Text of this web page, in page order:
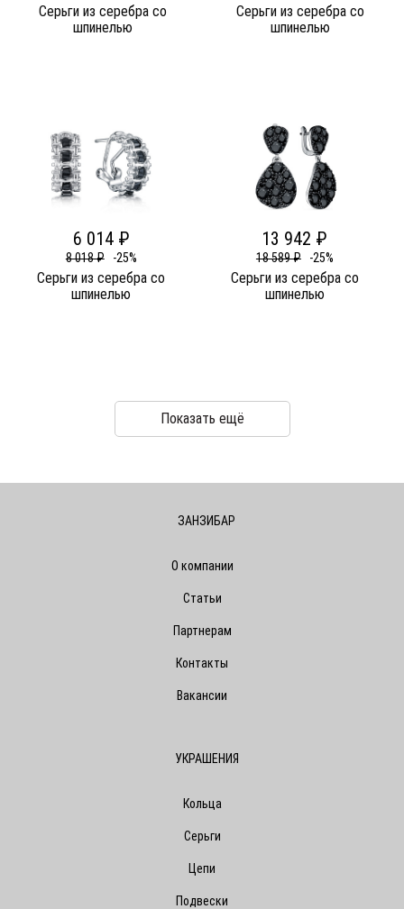
Серьги из серебра со
шпинелью
Серьги из серебра со
шпинелью
6 014 ₽
8 018 ₽ -25%
Серьги из серебра со
шпинелью
13 942 ₽
18 589 ₽ -25%
Серьги из серебра со
шпинелью
Показать ещё
ЗАНЗИБАР
О компании
Статьи
Партнерам
Контакты
Вакансии
УКРАШЕНИЯ
Кольца
Серьги
Цепи
Подвески